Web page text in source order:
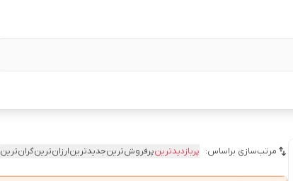
مرتب‌سازی براساس: پربازدیدترینپرفروش‌ترینجدیدترینارزان‌ترینگران‌ترین